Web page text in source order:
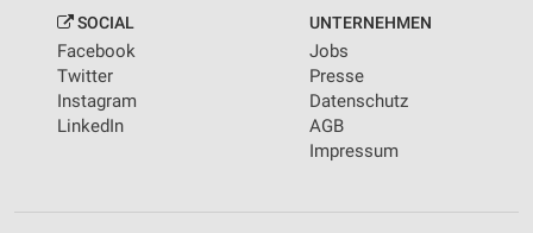
SOCIAL
Facebook
Twitter
Instagram
LinkedIn
UNTERNEHMEN
Jobs
Presse
Datenschutz
AGB
Impressum